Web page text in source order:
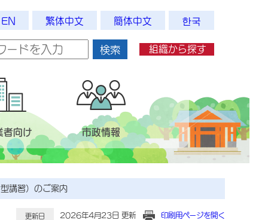
EN 繁体中文 簡体中文 한국
検索 組織から探す
者向け 市政情報
講習）のご案内
更新日 2026年4月23日 更新 印刷用ページを開く